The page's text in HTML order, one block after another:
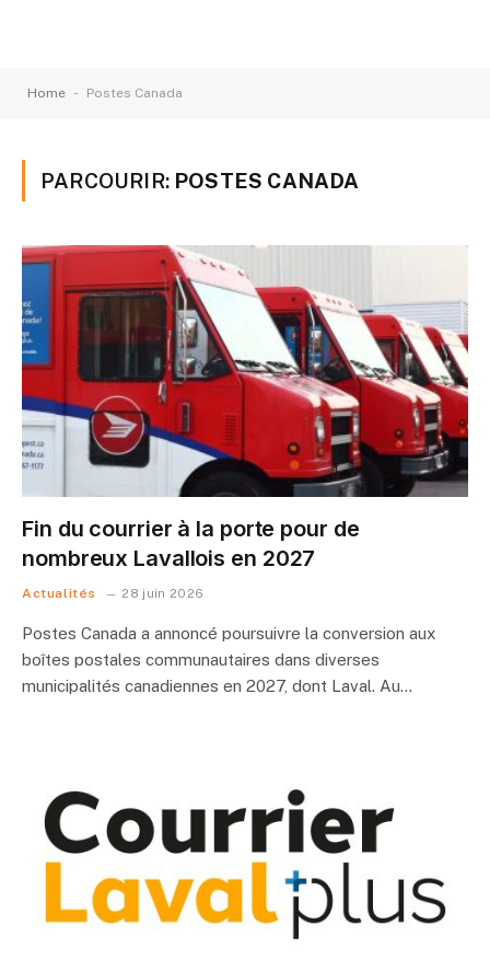
Home - Postes Canada
PARCOURIR: POSTES CANADA
Fin du courrier à la porte pour de
nombreux Lavallois en 2027
Actualités 28 juin 2026
Postes Canada a annoncé poursuivre la conversion aux
boîtes postales communautaires dans diverses
municipalités canadiennes en 2027, dont Laval. Au…